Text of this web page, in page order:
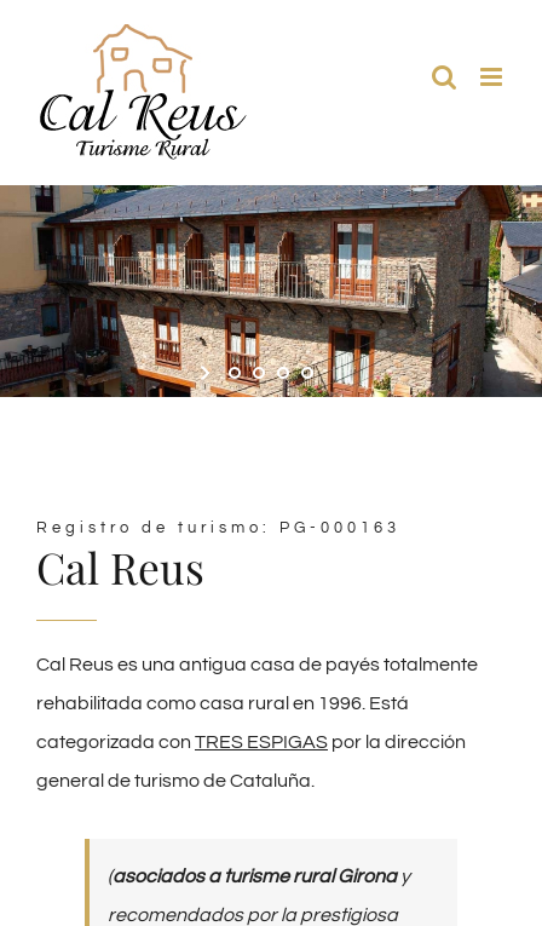
contenido
Registro de turismo: PG-000163
Cal Reus
Cal Reus es una antigua casa de payés totalmente
rehabilitada como casa rural en 1996. Está
categorizada con TRES ESPIGAS por la dirección
general de turismo de Cataluña.
(asociados a turisme rural Gironay
recomendados por la prestigiosa